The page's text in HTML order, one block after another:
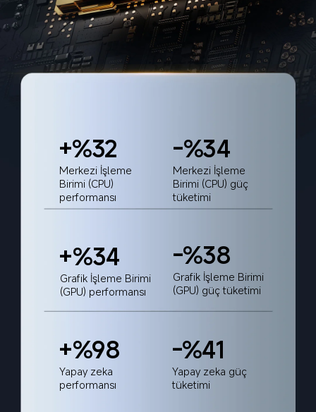
+%32
Merkezi İşleme
Birimi (CPU)
performansı
-%34
Merkezi İşleme
Birimi (CPU) güç
tüketimi
+%34
Grafik İşleme Birimi
(GPU) performansı
-%38
Grafik İşleme Birimi
(GPU) güç tüketimi
+%98
Yapay zeka
performansı
-%41
Yapay zeka güç
tüketimi